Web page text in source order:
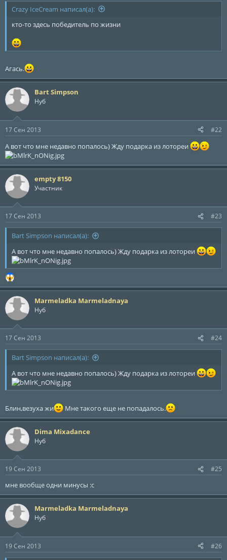
а
Crazy IceCream написал(а):
кто-то здесь победитель по жизни
Агась.
Bart Simpson
Нуб
17 Сен 2013 #22
А вот что мне недавно попалось) Жду подарка из лотореи
empty 8150
Участник
17 Сен 2013 #23
Bart Simpson написал(а):
А вот что мне недавно попалось) Жду подарка из лотореи
Marmeladka Marmeladnaya
Нуб
17 Сен 2013 #24
Bart Simpson написал(а):
А вот что мне недавно попалось) Жду подарка из лотореи
Блин,везуха жи Мне такого еще не попадалось.
Dima Mixadance
Нуб
19 Сен 2013 #25
мне вообще одни минусы :с
Marmeladka Marmeladnaya
Нуб
19 Сен 2013 #26